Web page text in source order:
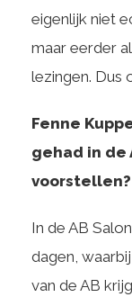
eigenlijk niet
maar eerder
lezingen. Dus
Fenne
gehad in de
voorstellen?
In de AB
dagen,
van de AB